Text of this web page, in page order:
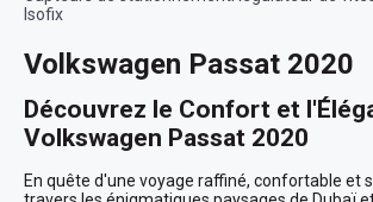
Isofix
Volkswagen Passat 2020
Découvrez le Confort et
Volkswagen Passat 2020
En quête d'une voyage raffiné, confortable et